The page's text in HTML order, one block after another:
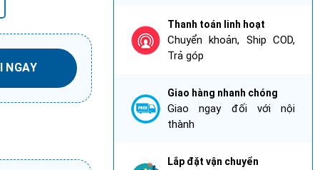
Thanh toán linh hoạt
Chuyển khoản, Ship COD,
Trả góp
Giao hàng nhanh chóng
Giao ngay đối với nội
thành
Lắp đặt vận chuyển